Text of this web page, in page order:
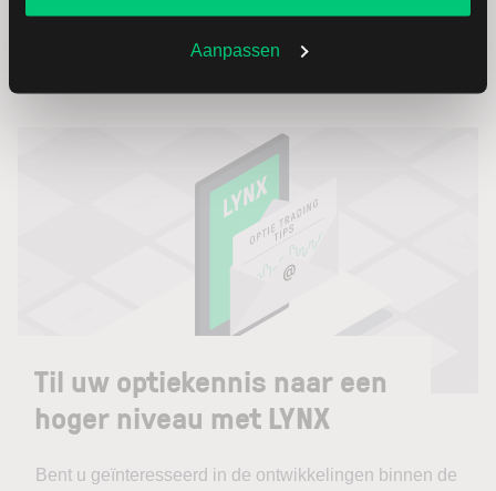
Aanpassen
Til uw optiekennis naar een
hoger niveau met LYNX
Bent u geïnteresseerd in de ontwikkelingen binnen de